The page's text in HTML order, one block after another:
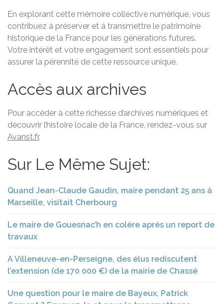
En explorant cette mémoire collective numérique, vous
contribuez à préserver et à transmettre le patrimoine
historique de la France pour les générations futures.
Votre intérêt et votre engagement sont essentiels pour
assurer la pérennité de cette ressource unique.
Accès aux archives
Pour accéder à cette richesse d’archives numériques et
découvrir l’histoire locale de la France, rendez-vous sur
Avanst.fr.
Sur Le Même Sujet:
Quand Jean-Claude Gaudin, maire pendant 25 ans à
Marseille, visitait Cherbourg
Le maire de Gouesnac’h en colère après un report de
travaux
A Villeneuve-en-Perseigne, des élus rediscutent
l’extension (de 170 000 €) de la mairie de Chassé
Une question pour le maire de Bayeux, Patrick